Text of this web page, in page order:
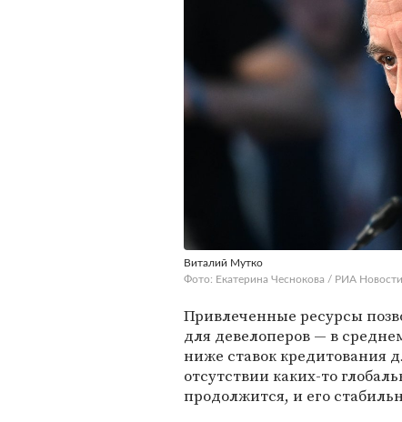
Виталий Мутко
Фото: Екатерина Чеснокова / РИА Новости
Привлеченные ресурсы
для девелоперов — в
ниже ставок кредитования
отсутствии каких-то
продолжится, и его